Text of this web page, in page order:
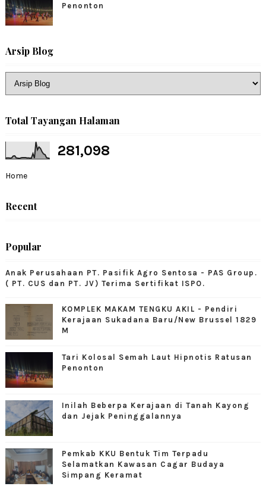
Penonton
Arsip Blog
Total Tayangan Halaman
281,098
Home
Recent
Popular
Anak Perusahaan PT. Pasifik Agro Sentosa - PAS Group.
( PT. CUS dan PT. JV) Terima Sertifikat ISPO.
KOMPLEK MAKAM TENGKU AKIL - Pendiri
Kerajaan Sukadana Baru/New Brussel 1829
M
Tari Kolosal Semah Laut Hipnotis Ratusan
Penonton
Inilah Beberpa Kerajaan di Tanah Kayong
dan Jejak Peninggalannya
Pemkab KKU Bentuk Tim Terpadu
Selamatkan Kawasan Cagar Budaya
Simpang Keramat